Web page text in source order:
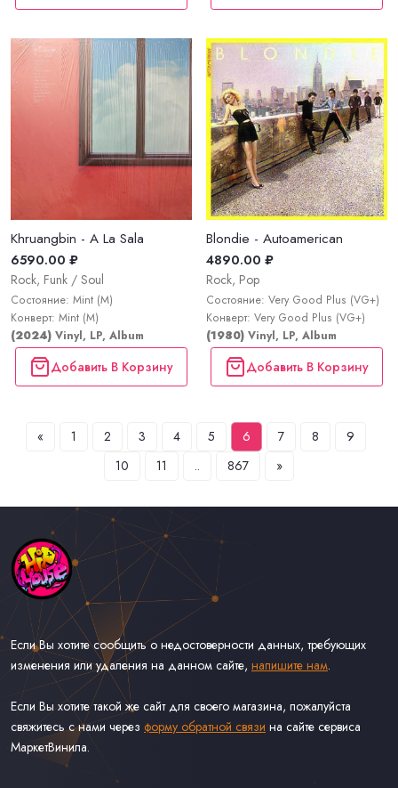
Khruangbin - A La Sala
6590.00 ₽
Rock, Funk / Soul
Состояние: Mint (M)
Конверт: Mint (M)
(2024) Vinyl, LP, Album
Добавить В Корзину
Blondie - Autoamerican
4890.00 ₽
Rock, Pop
Состояние: Very Good Plus (VG+)
Конверт: Very Good Plus (VG+)
(1980) Vinyl, LP, Album
Добавить В Корзину
« 1 2 3 4 5 6 7 8
9
10
11 .. 867 »
Если Вы хотите сообщить о недостоверности данных, требующих
изменения или удаления на данном сайте, напишите нам.
Если Вы хотите такой же сайт для своего магазина, пожалуйста
свяжитесь с нами через форму обратной связи на сайте сервиса
МаркетВинила.
Каталог Музыки на Виниле В Наличии